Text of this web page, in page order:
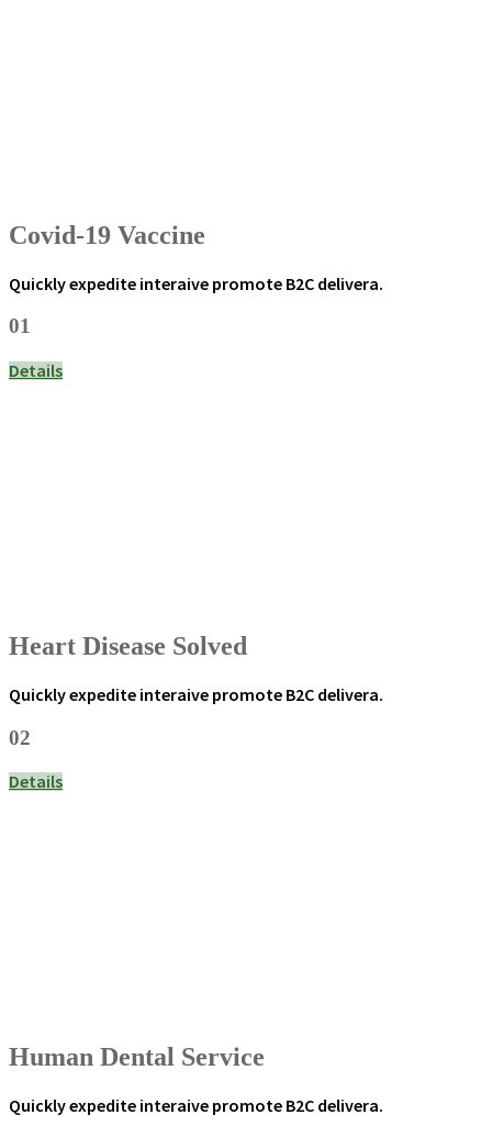
Covid-19 Vaccine
Quickly expedite interaive promote B2C delivera.
01
Details
Heart Disease Solved
Quickly expedite interaive promote B2C delivera.
02
Details
Human Dental Service
Quickly expedite interaive promote B2C delivera.